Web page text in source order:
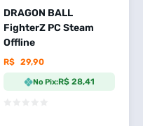
DRAGON BALL
FighterZ PC Steam
Offline
R$ 29,90
No Pix:R$ 28,41